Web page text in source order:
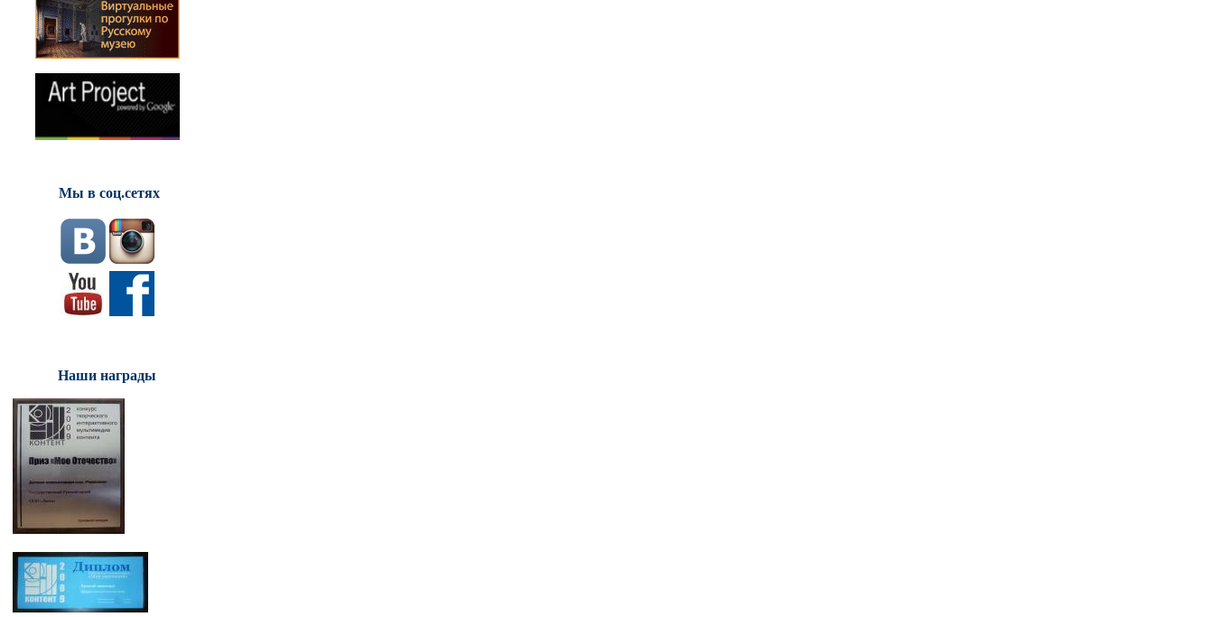
Мы в соц.сетях
Наши награды